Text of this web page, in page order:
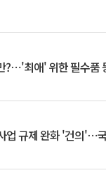
?⋯'최애' 위한 필수품
업 규제 완화 '건의'⋯